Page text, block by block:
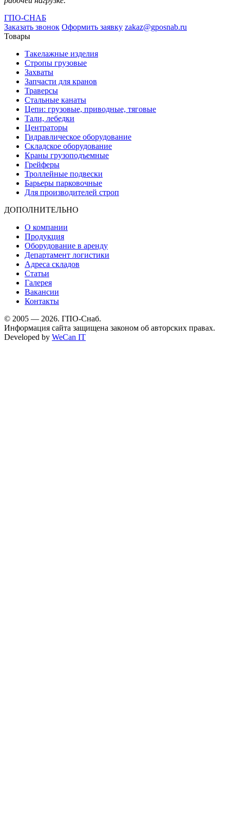
ГПО-СНАБ
Заказать звонок Оформить заявку zakaz@gposnab.ru
Товары
Такелажные изделия
Стропы грузовые
Захваты
Запчасти для кранов
Траверсы
Стальные канаты
Цепи: грузовые, приводные, тяговые
Тали, лебедки
Центраторы
Гидравлическое оборудование
Складское оборудование
Краны грузоподъемные
Грейферы
Троллейные подвески
Барьеры парковочные
Для производителей строп
ДОПОЛНИТЕЛЬНО
О компании
Продукция
Оборудование в аренду
Департамент логистики
Адреса складов
Статьи
Галерея
Вакансии
Контакты
© 2005 — 2026. ГПО-Снаб.
Информация сайта защищена законом об авторских правах.
Developed by WeCan IT